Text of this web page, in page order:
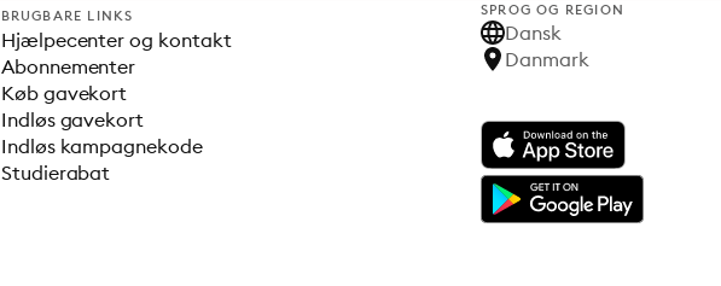
BRUGBARE LINKS
Hjælpecenter og kontakt
Abonnementer
Køb gavekort
Indløs gavekort
Indløs kampagnekode
Studierabat
SPROG OG REGION
Dansk
Danmark